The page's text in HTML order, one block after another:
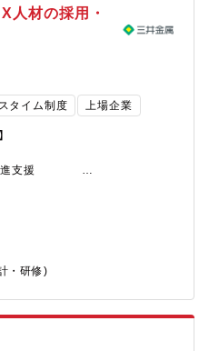
と人材の持つ知見を巧みに掛け
化を繋ぐことを目指し、エレ
社会の効率向上による社会課
なテクノロジーの活躍の機会が
ことが想定されます。
クセリアルズグループのフォト
ドしており、前身となる京都セ
を掛け合わせることで、今まで
ションを生み出し、社会課題の
置付け、果敢に挑戦していま
部門、DXPS登米事業所（宮城
ていただきます。
ど基盤人事業務の遂行、新卒採
ムの構築・改善・運用、DXに
・労働時間制度など基盤制度の
ーションとエンゲージメント
リューションズとは？】
、社会の効率向上による社会課
人材の採用・
タイム制度 上場企業
画立案
推進支援
は、25中計の重点課題「DXの
の外部からの採用、三井金属に
・研修)